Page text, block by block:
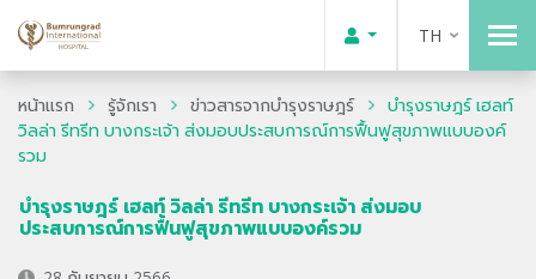
TH
หน้าแรก รู้จักเรา ข่าวสารจากบำรุงราษฎร์
บำรุงราษฎร์ เฮลท์
วิลล่า รีทรีท บางกระเจ้า ส่งมอบประสบการณ์การฟื้นฟูสุขภาพแบบองค์
รวม
บำรุงราษฎร์ เฮลท์ วิลล่า รีทรีท บางกระเจ้า ส่งมอบ
ประสบการณ์การฟื้นฟูสุขภาพแบบองค์รวม